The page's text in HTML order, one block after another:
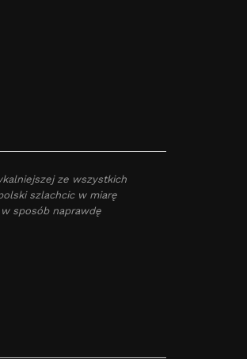
ze wszystkich
szlachcic w miarę
sposób naprawdę